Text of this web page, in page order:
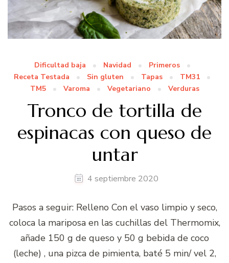
Dificultad baja Navidad
Primeros
Receta Testada
Sin gluten Tapas
TM31
TM5
Varoma Vegetariano Verduras
Tronco de tortilla de
espinacas con queso de
untar
4 septiembre 2020
Pasos a seguir: Relleno Con el vaso limpio y seco,
coloca la mariposa en las cuchillas del Thermomix,
añade 150 g de queso y 50 g bebida de coco
(leche) , una pizca de pimienta, baté 5 min/ vel 2,